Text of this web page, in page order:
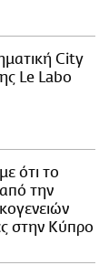
City
Le Labo
ότι το
την
στην Κύπρο